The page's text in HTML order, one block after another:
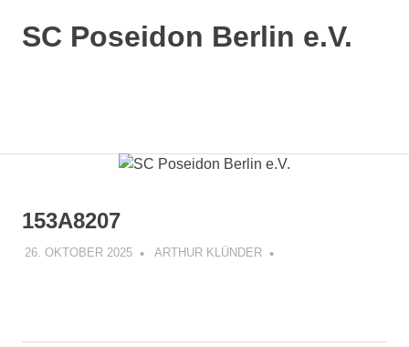
SC Poseidon Berlin e.V.
153A8207
26. OKTOBER 2025 ARTHUR KLÜNDER